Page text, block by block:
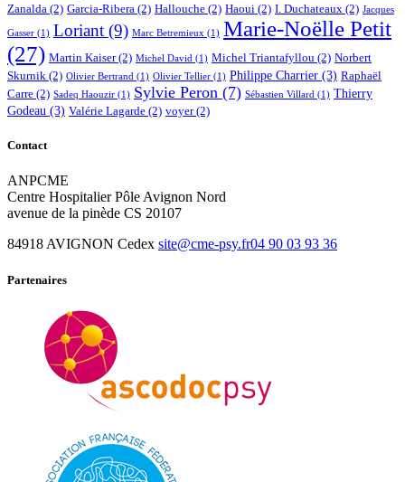
Zanalda (2) Garcia-Ribera (2) Hallouche (2) Haoui (2) I. Duchateaux (2) Jacques
Gasser (1) Loriant (9) Marc Betremieux (1) Marie-Noëlle Petit
(27) Martin Kaiser(2) Michel David (1) Michel Triantafyllou (2) Norbert
Skurnik (2) Olivier Bertrand (1) Olivier Tellier (1) Philippe Charrier (3) Raphaël
Carre (2) Sadeq Haouzir (1) Sylvie Peron (7) Sébastien Villard (1) Thierry
Godeau (3) Valérie Lagarde (2) voyer(2)
Contact
ANPCME
Centre Hospitalier Pôle Avignon Nord
avenue de la pinède CS 20107
84918 AVIGNON Cedex site@cme-psy.fr04 90 03 93 36
Partenaires